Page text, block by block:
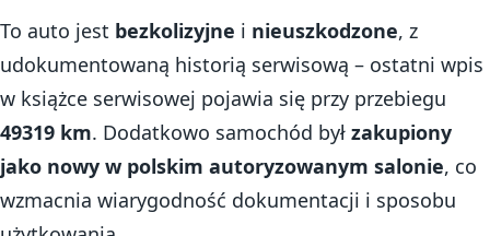
To auto jest bezkolizyjne i nieuszkodzone, z
udokumentowaną historią serwisową – ostatni wpis
w książce serwisowej pojawia się przy przebiegu
49319 km. Dodatkowo samochód był zakupiony
jako nowy w polskim autoryzowanym salonie, co
wzmacnia wiarygodność dokumentacji i sposobu